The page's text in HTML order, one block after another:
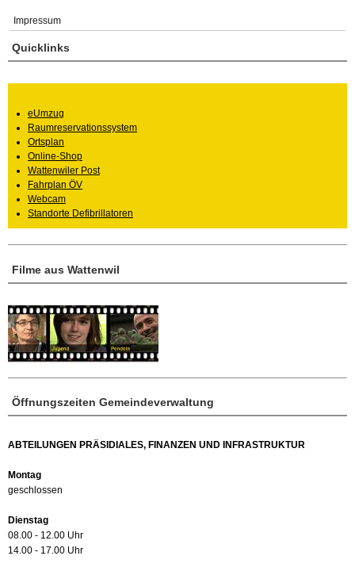
Impressum
Öffnungszeiten Gemeindeverwaltung
ABTEILUNGEN PRÄSIDIALES, FINANZEN UND INFRASTRUKTUR
Montag
geschlossen
Dienstag
08.00 - 12.00 Uhr
14.00 - 17.00 Uhr
Filme aus Wattenwil
Quicklinks
eUmzug
Raumreservationssystem
Ortsplan
Online-Shop
Wattenwiler Post
Fahrplan ÖV
Webcam
Standorte Defibrillatoren